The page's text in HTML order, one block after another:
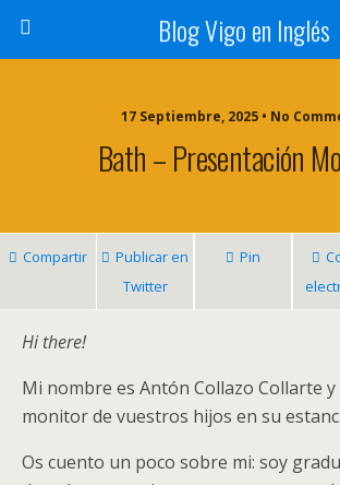
Blog Vigo en Inglés
17 Septiembre, 2025 • No
Bath – Presentación
Compartir
Publicar en
Twitter
Pin
Hi there!
Mi nombre es Antón Collazo Collarte y
monitor de vuestros hijos en su
Os cuento un poco sobre mi: soy